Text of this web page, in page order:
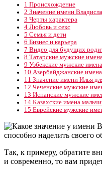
1 Происхождение
2 Значение имени
3 Черты характера
4 Любовь и секс
5 Семья и дети
6 Бизнес и карьера
7 Видео для будущих
8 Татарские мужские
9 Узбекские мужские имена
10 Азербайджанские
11 Значение имени Илья
12 Чеченские мужские
13 Испанские мужские
14 Казахские имена
15 Еврейские мужские
способно наделить своего
Так, к примеру, обратите
и современно, то вам